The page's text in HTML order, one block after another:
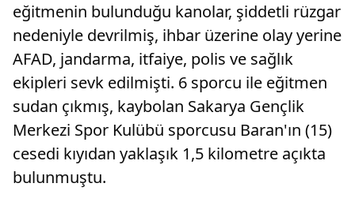
eğitmenin bulunduğu kanolar, şiddetli rüzgar
nedeniyle devrilmiş, ihbar üzerine olay yerine
AFAD, jandarma, itfaiye, polis ve sağlık
ekipleri sevk edilmişti. 6 sporcu ile eğitmen
sudan çıkmış, kaybolan Sakarya Gençlik
Merkezi Spor Kulübü sporcusu Baran'ın (15)
cesedi kıyıdan yaklaşık 1,5 kilometre açıkta
bulunmuştu.